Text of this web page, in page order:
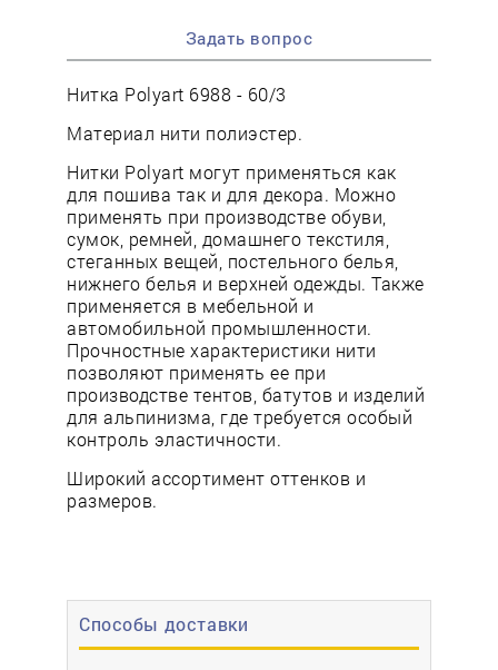
Способы доставки
Задать вопрос
Нитка Polyart 6988 - 60/3
Материал нити полиэстер.
Нитки Polyart могут применяться как
для пошива так и для декора. Можно
применять при производстве обуви,
сумок, ремней, домашнего текстиля,
стеганных вещей, постельного белья,
нижнего белья и верхней одежды. Также
применяется в мебельной и
автомобильной промышленности.
Прочностные характеристики нити
позволяют применять ее при
производстве тентов, батутов и изделий
для альпинизма, где требуется особый
контроль эластичности.
Широкий ассортимент оттенков и
размеров.